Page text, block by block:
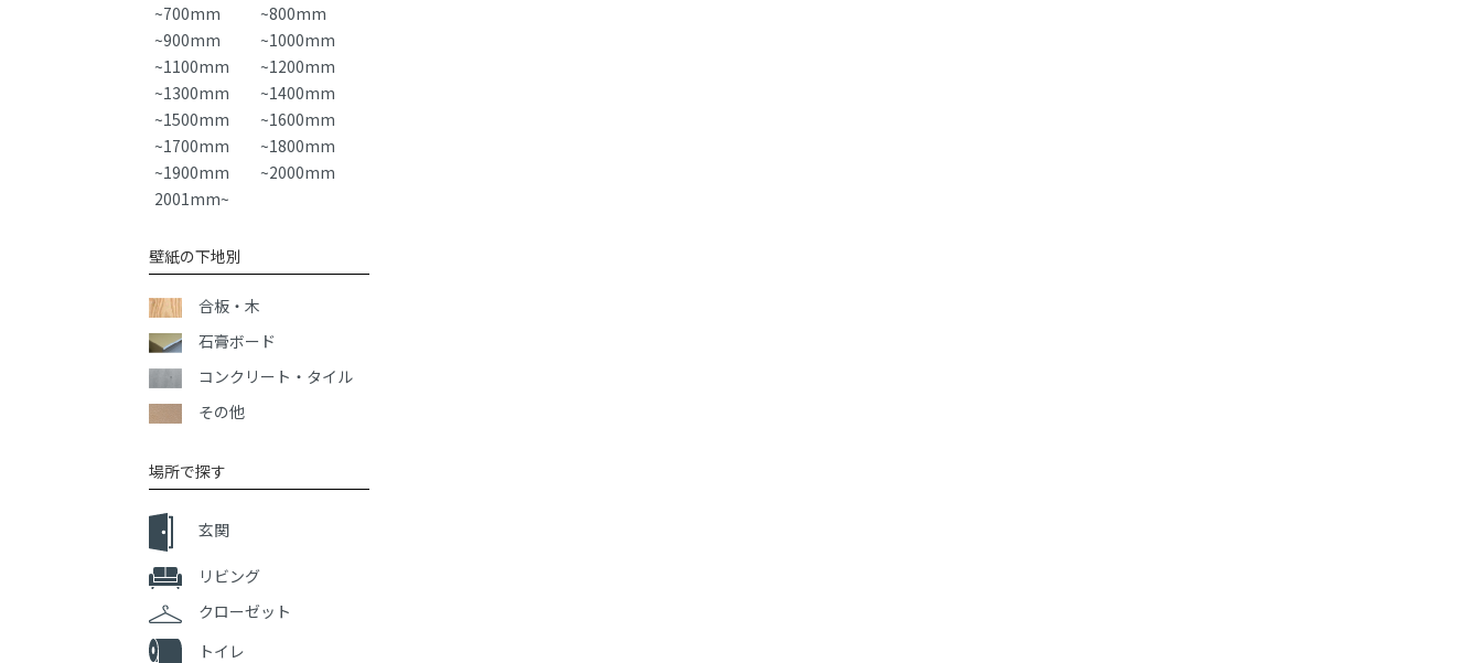
~700mm
~800mm
~900mm
~1000mm
~1100mm
~1200mm
~1300mm
~1400mm
~1500mm
~1600mm
~1700mm
~1800mm
~1900mm
~2000mm
2001mm~
壁紙の下地別
合板・木
石膏ボード
コンクリート・タイル
その他
場所で探す
玄関
リビング
クローゼット
トイレ